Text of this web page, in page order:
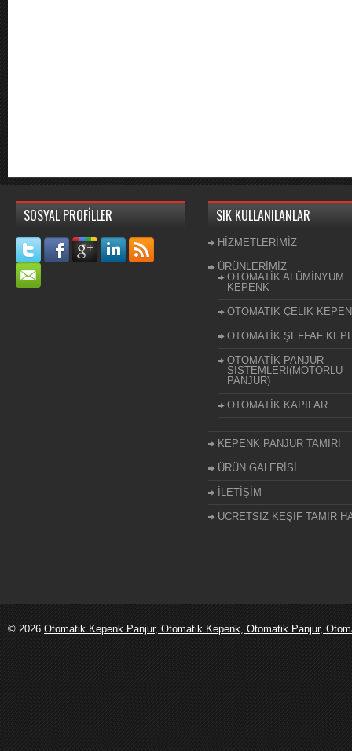
SOSYAL PROFİLLER SIK KULLANILANLAR
HİZMETLERİMİZ
ÜRÜNLERİMİZ
OTOMATİK ALÜMİNYUM
KEPENK
OTOMATİK ÇELİK
OTOMATİK ŞEFFAF
OTOMATİK PANJUR
SİSTEMLERİ(MOTORLU
PANJUR)
OTOMATİK KAPILAR
KEPENK PANJUR TAMİRİ
ÜRÜN GALERİSİ
İLETİŞİM
ÜCRETSİZ KEŞİF TAMİR
© 2026 Otomatik Kepenk Panjur, Otomatik Kepenk, Otomatik Panjur,